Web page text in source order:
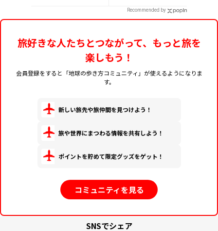
15選Recommended by
旅好きな人たちとつながって、もっと旅を
楽しもう！
会員登録をすると「地球の歩き方コミュニティ」が使えるようになりま
す。
新しい旅先や旅仲間を見つけよう！
旅や世界にまつわる情報を共有しよう！
ポイントを貯めて限定グッズをゲット！
コミュニティを見る
SNSでシェア